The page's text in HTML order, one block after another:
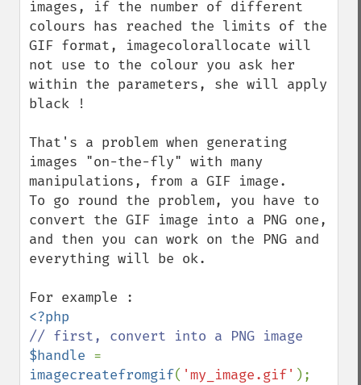
images, if the number of different
colours has reached the limits of the
GIF format, imagecolorallocate will
not use to the colour you ask her
within the parameters, she will apply
black !
That's a problem when generating
images "on-the-fly" with many
manipulations, from a GIF image.
To go round the problem, you have to
convert the GIF image into a PNG one,
and then you can work on the PNG and
everything will be ok.
$handle
imagecreatefromgif( 'my_image.gif'